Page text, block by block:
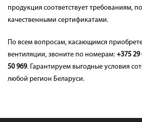
продукция соответствует требованиям,
качественными сертификатами.
По всем вопросам, касающимся
вентиляции, звоните по номерам: +375 29
50 969. Гарантируем выгодные условия
любой регион Беларуси.